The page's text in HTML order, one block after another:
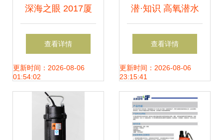
深海之眼 2017厦
门海洽会江苏海洋
装备联盟潜水设备
参展侧记
查看详情
更新时间：2026-08-06
01:54:02
潜·知识 高氧潜水
——我一生难以释
怀之痛
查看详情
更新时间：2026-08-06
23:15:41